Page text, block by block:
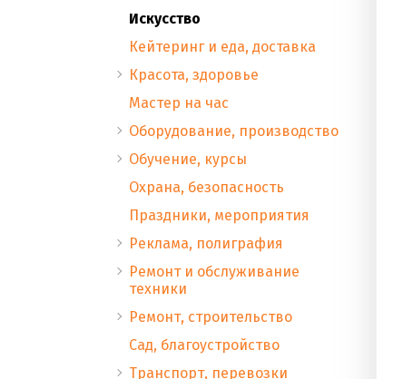
Искусство
Кейтеринг и еда, доставка
Красота, здоровье
Мастер на час
Оборудование, производство
Обучение, курсы
Охрана, безопасность
Праздники, мероприятия
Реклама, полиграфия
Ремонт и обслуживание
техники
Ремонт, строительство
Сад, благоустройство
Транспорт, перевозки